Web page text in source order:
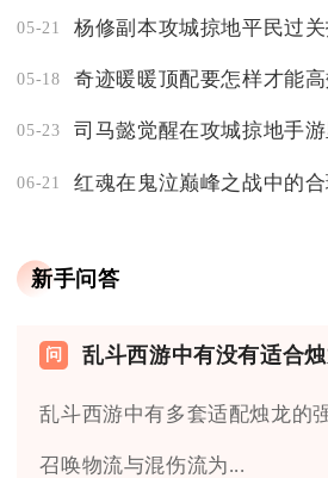
05-21 杨修副本攻城掠地平民过
05-18 奇迹暖暖顶配要怎样才能
05-23 司马懿觉醒在攻城掠地手
06-21
新手问答
乱斗西游中有没有适合
乱斗西游中有多套适配烛龙的
召唤物流与混伤流为...